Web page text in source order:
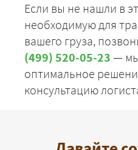
Если вы не нашли в
необходимую для
вашего груза,
(499) 520-05-23 —
оптимальное
консультацию